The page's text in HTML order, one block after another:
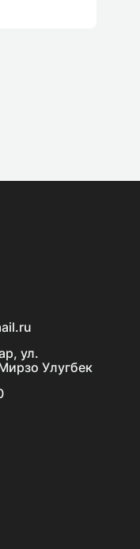
ул.
Улугбек